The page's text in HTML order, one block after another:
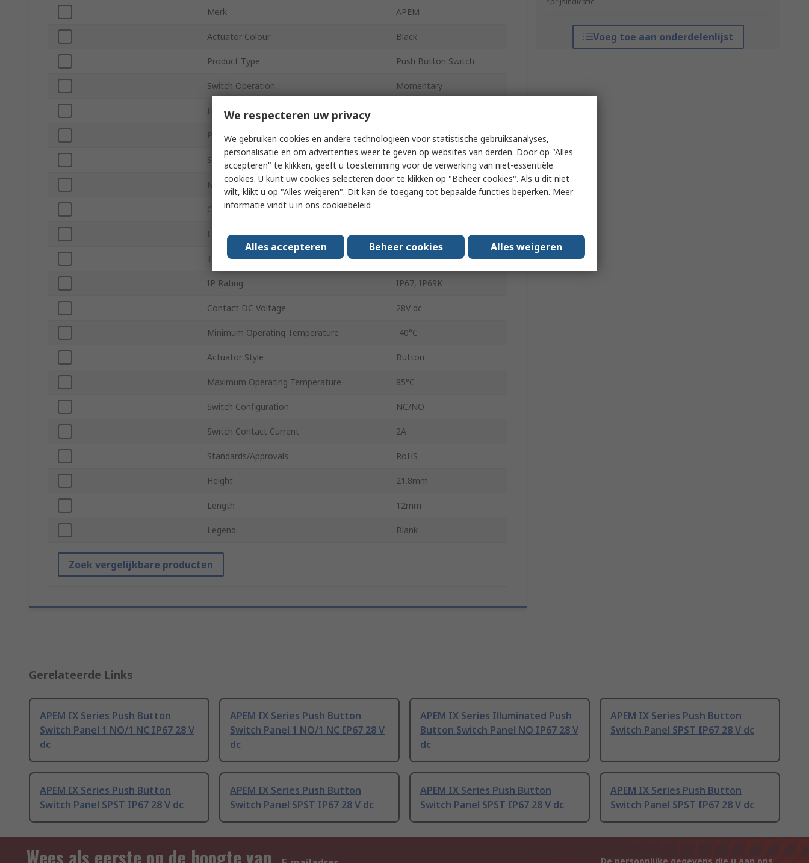
Voeg toe aan onderdelenlijst
Merk APEM
Actuator Colour Black
Product Type Push Button Switch
Switch Operation Momentary
Illuminated
Panel Cutout Size 2 x 8 mm
Series IX
Mount Type Panel
Contact Configuration
LED Colour Black
Terminal Type Solder
IP Rating IP67, IP69K
Contact DC Voltage 28V dc
Minimum Operating Temperature -40°C
Actuator Style Button
Maximum Operating Temperature 85°C
Switch Configuration NC/NO
Switch Contact Current 2A
Standards/Approvals RoHS
Height 21.8mm
Length 12mm
Legend Blank
Zoek vergelijkbare producten
Gerelateerde Links
APEM IX Series Push Button
Switch Panel 1 NO/1 NC IP67 28 V
dc
APEM IX Series Push Button
Switch Panel 1 NO/1 NC IP67 28 V
dc
APEM IX Series Illuminated Push
Button Switch Panel NO IP67 28 V
dc
APEM IX Series Push Button
Switch Panel SPST IP67 28 V dc
APEM IX Series Push Button
Switch Panel SPST IP67 28 V dc
APEM IX Series Push Button
Switch Panel SPST IP67 28 V dc
APEM IX Series Push Button
Switch Panel SPST IP67 28 V dc
APEM IX Series Push Button
Switch Panel SPST IP67 28 V dc
Wees als eerste op de hoogte van
We respecteren uw privacy
We gebruiken cookies en andere technologieën voor statistische gebruiksanalyses,
personalisatie en om advertenties weer te geven op websites van derden. Door op "Alles
accepteren" te klikken, geeft u toestemming voor de verwerking van niet-essentiële
cookies. U kunt uw cookies selecteren door te klikken op "Beheer cookies". Als u dit niet
wilt, klikt u op "Alles weigeren". Dit kan de toegang tot bepaalde functies beperken. Meer
informatie vindt u in ons cookiebeleid
Alles accepteren Beheer cookies Alles weigeren